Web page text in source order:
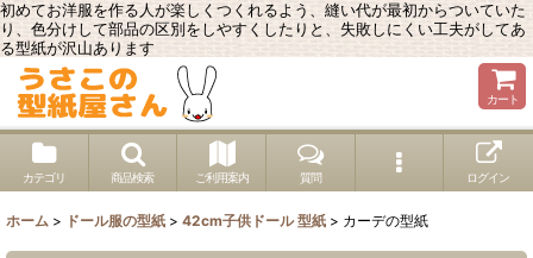
初めてお洋服を作る人が楽しくつくれるよう、縫い代が最初からついていた
り、色分けして部品の区別をしやすくしたりと、失敗しにくい工夫がしてあ
る型紙が沢山あります
カート
カテゴリ 商品検索 ご利用案内 質問 ログイン
ホーム > ドール服の型紙 > 42cm子供ドール 型紙 > カーデの型紙